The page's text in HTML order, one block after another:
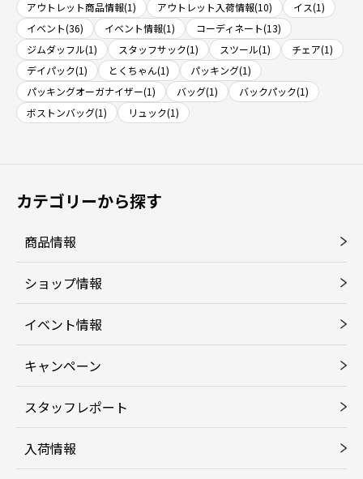
アウトレット商品情報(1)
アウトレット入荷情報(10)
イス(1)
イベント(36)
イベント情報(1)
コーディネート(13)
ジムダッフル(1)
スタッフサック(1) スツール(1)
チェア(1)
デイパック(1)
とくちゃん(1)
パッキング(1)
パッキングオーガナイザー(1)
バッグ(1)
バックパック(1)
ボストンバッグ(1)
リュック(1)
カテゴリーから探す
商品情報
ショップ情報
イベント情報
キャンペーン
スタッフレポート
入荷情報